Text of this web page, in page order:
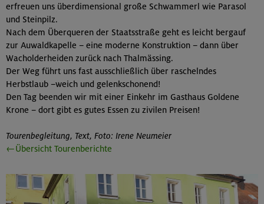
erfreuen uns überdimensional große Schwammerl wie Parasol
und Steinpilz.
Nach dem Überqueren der Staatsstraße geht es leicht bergauf
zur Auwaldkapelle – eine moderne Konstruktion – dann über
Wacholderheiden zurück nach Thalmässing.
Der Weg führt uns fast ausschließlich über raschelndes
Herbstlaub –weich und gelenkschonend!
Den Tag beenden wir mit einer Einkehr im Gasthaus Goldene
Krone – dort gibt es gutes Essen zu zivilen Preisen!
Tourenbegleitung, Text, Foto: Irene Neumeier
←Übersicht Tourenberichte